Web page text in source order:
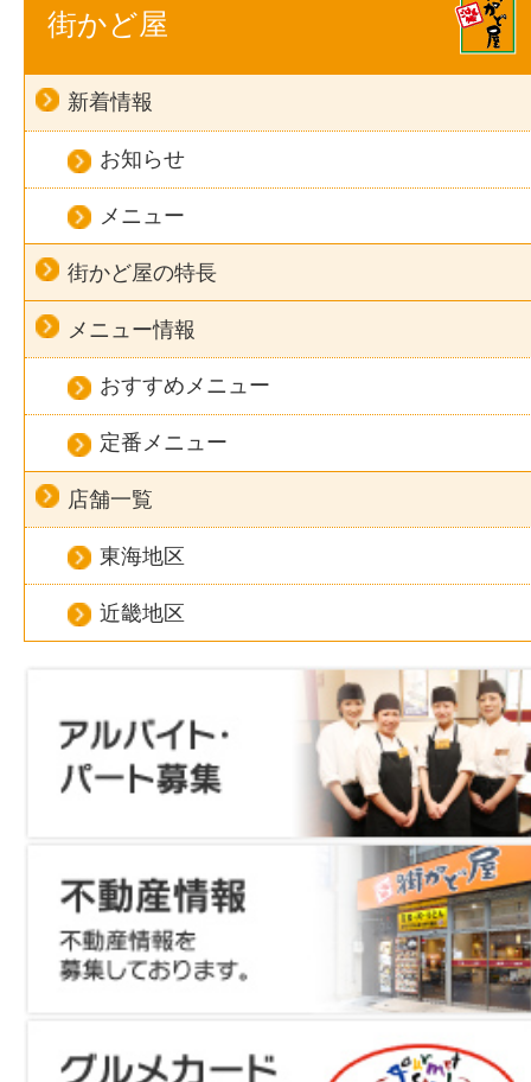
街かど屋
新着情報
お知らせ
メニュー
街かど屋の特長
メニュー情報
おすすめメニュー
定番メニュー
店舗一覧
東海地区
近畿地区